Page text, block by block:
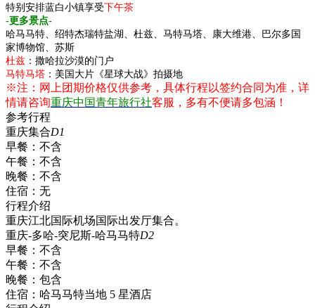
特别安排蓝白小镇享受下午茶
-更多景点-
哈马马特、绍特杰瑞特盐湖、杜兹、马特马塔、康大维港、巴尔多国
家博物馆、苏斯
杜兹 ：撒哈拉沙漠的门户
马特马塔 ：美国大片《星球大战》拍摄地
※注：网上团期价格仅供参考，具体行程以签约合同为准，详
情请咨询重庆中国青年旅行社客服，多有不便请多包涵！
参考行程
重庆集合D1
早餐： 不含
午餐： 不含
晚餐： 不含
住宿： 无
行程介绍
重庆江北国际机场国际出发厅集合。
重庆-多哈-突尼斯-哈马马特D2
早餐： 不含
午餐： 不含
晚餐： 包含
住宿： 哈马马特当地 5 星酒店